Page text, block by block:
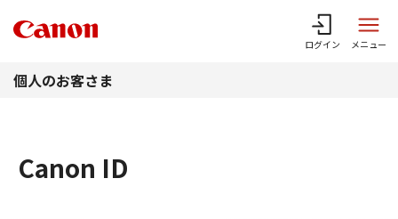
ログイン メニュー
個人のお客さま
Canon ID